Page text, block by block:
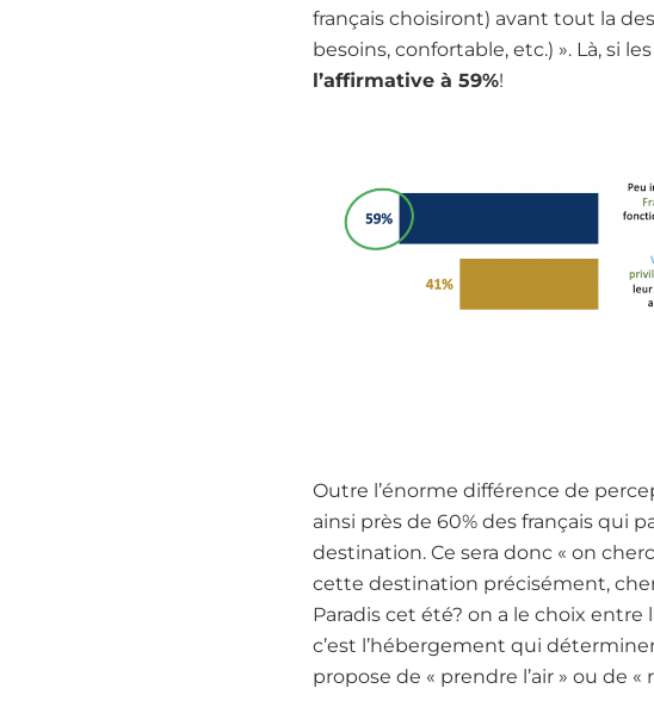
français choisiront) avant tout la
besoins, confortable, etc.) ». Là, si
l’affirmative à 59%!
Outre l’énorme différence de
ainsi près de 60% des français qui
destination. Ce sera donc « on
cette destination précisément,
Paradis cet été? on a le choix entre
c’est l’hébergement qui
propose de « prendre l’air » ou de